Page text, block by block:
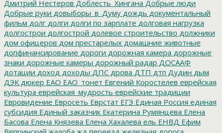
Дмитрий Нестеров Доблесть_Хингана Добрые люди
Добрые руки довыборы_в_Думу дождь документальный
фильм долг долги долги по зарплате долговая нагрузка
долгострои долгострой долевое строительство должники
дом офицеров дом престарелых домашние животные
допфинансирование дороги дорожная камера дорожные
знаки дорожные камеры дорожный радар ДОСААФ
дотации доход доходы ДПС дрова ДТП дтп Дудин дым
ДЭК дюкер ЕАО ЕАО_тонет Евгений Коростелев еврейская
культура еврейская_мудрость еврейские традиции
Евровидение Евросеть Еврстат ЕГЭ Единая Россия единая
субсидия Единый заказчик Екатерина Румянцева Елена
Басова Елена Князева Елена Хахалева ель ЕНВД Ефим